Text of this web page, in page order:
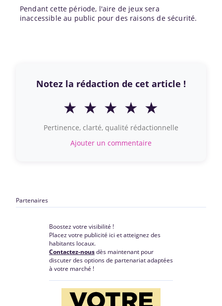
Pendant cette période, l'aire de jeux sera
inaccessible au public pour des raisons de sécurité.
Notez la rédaction de cet article !
★ ★ ★ ★ ★
Pertinence, clarté, qualité rédactionnelle
Ajouter un commentaire
Partenaires
Boostez votre visibilité !
Placez votre publicité ici et atteignez des
habitants locaux.
Contactez-nousdès maintenant pour
discuter des options de partenariat adaptées
à votre marché !